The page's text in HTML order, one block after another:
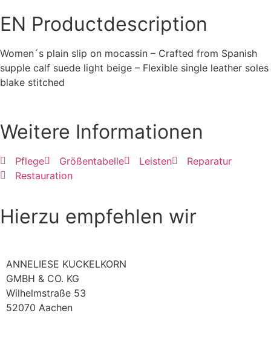
EN Productdescription
Women´s plain slip on mocassin – Crafted from Spanish
supple calf suede light beige – Flexible single leather soles
blake stitched
Weitere Informationen
Pflege Größentabelle Leisten
Reparatur
Restauration
Hierzu empfehlen wir
ANNELIESE KUCKELKORN
GMBH & CO. KG
Wilhelmstraße 53
52070 Aachen